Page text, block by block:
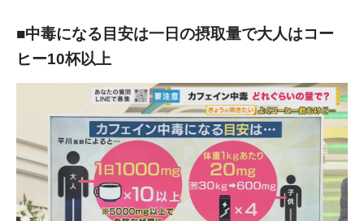
■中毒になる目安は一日の摂取量で大人はコー
ヒー10杯以上